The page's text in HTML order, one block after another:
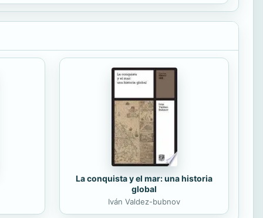
La conquista y el mar: una historia
global
Iván Valdez-bubnov